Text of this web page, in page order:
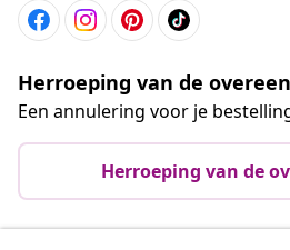
Herroeping van de
Een annulering voor je
Herroeping van de